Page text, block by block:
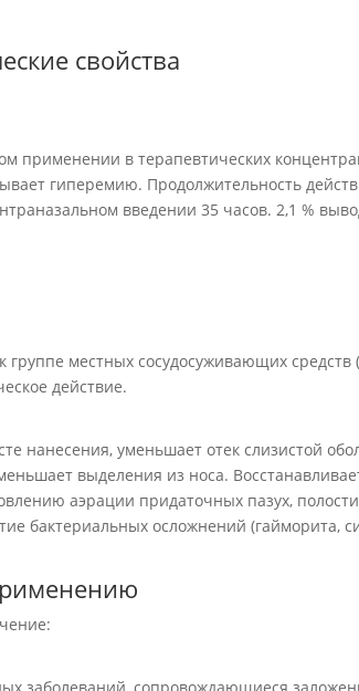
свойства
применении в терапевтических
гиперемию. Продолжительность
введении 35 часов. 2,1 %
группе местных сосудосуживающих средств
действие.
нанесения, уменьшает отек слизистой
выделения из носа.
аэрации придаточных пазух,
бактериальных осложнений (гайморита,